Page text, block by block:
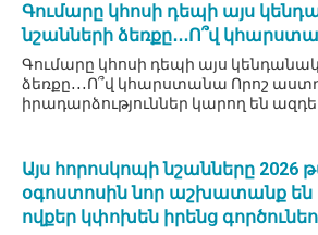
Գումարը կհոսի դեպի այս
նշանների ձեռքը․․․Ո՞վ
Գումարը կհոսի դեպի այս
ձեռքը․․․Ո՞վ կհարստանա Որոշ
իրադարձություններ կարող են
Այս հորոսկոպի նշանները 2026
օգոստոսին նոր աշխատանք են
ովքեր կփոխեն իրենց